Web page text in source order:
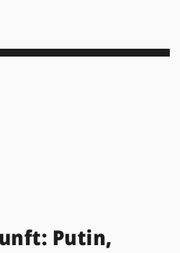
Putin,